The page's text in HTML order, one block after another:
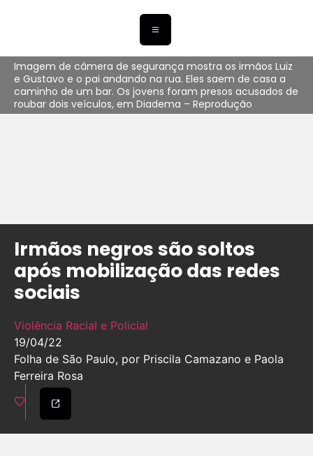
Imagem de câmera de segurança mostra os irmãos Luiz
e Gustavo e o pai andando na rua. Eles saem de casa a
caminho de um bar. Os jovens foram presos acusados de
roubar dois veículos, em Diadema – Reprodução
Irmãos negros são soltos
após mobilização das redes
sociais
Violência Racial e Policial
19/04/22
Folha de São Paulo, por Priscila Camazano e Paola
Ferreira Rosa